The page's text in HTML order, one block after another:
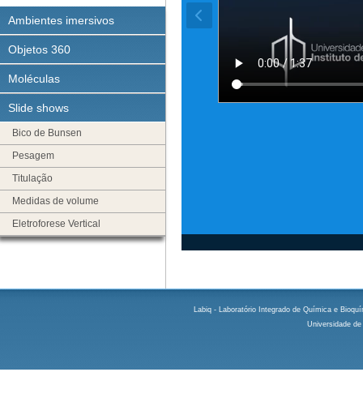
Ambientes imersivos
Objetos 360
Moléculas
Slide shows
Bico de Bunsen
Pesagem
Titulação
Medidas de volume
Eletroforese Vertical
Labiq - Laboratório Integrado de Química e
Universidade